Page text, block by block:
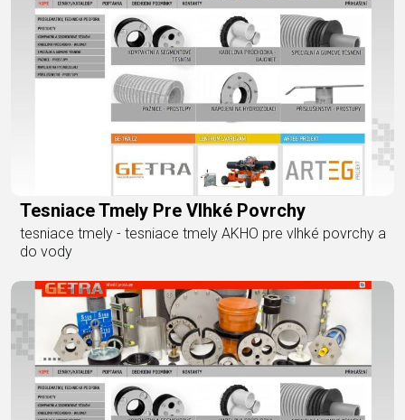
Tesniace Tmely Pre Vlhké Povrchy
tesniace tmely - tesniace tmely AKHO pre vlhké povrchy a
do vody